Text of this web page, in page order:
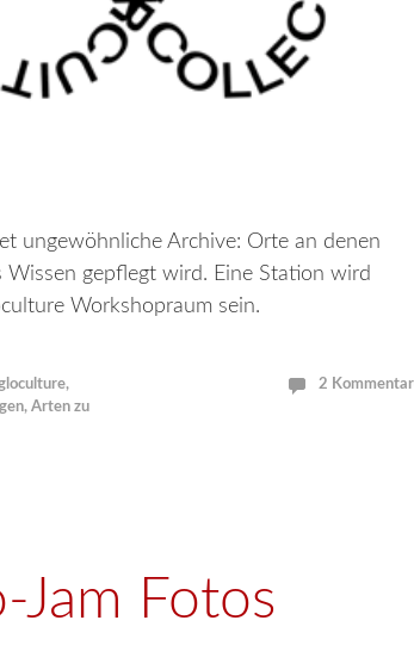
ungewöhnliche Archive: Orte an denen
Wissen gepflegt wird. Eine Station wird
Workshopraum sein.
,
, Arten zu
2
Jam Fotos